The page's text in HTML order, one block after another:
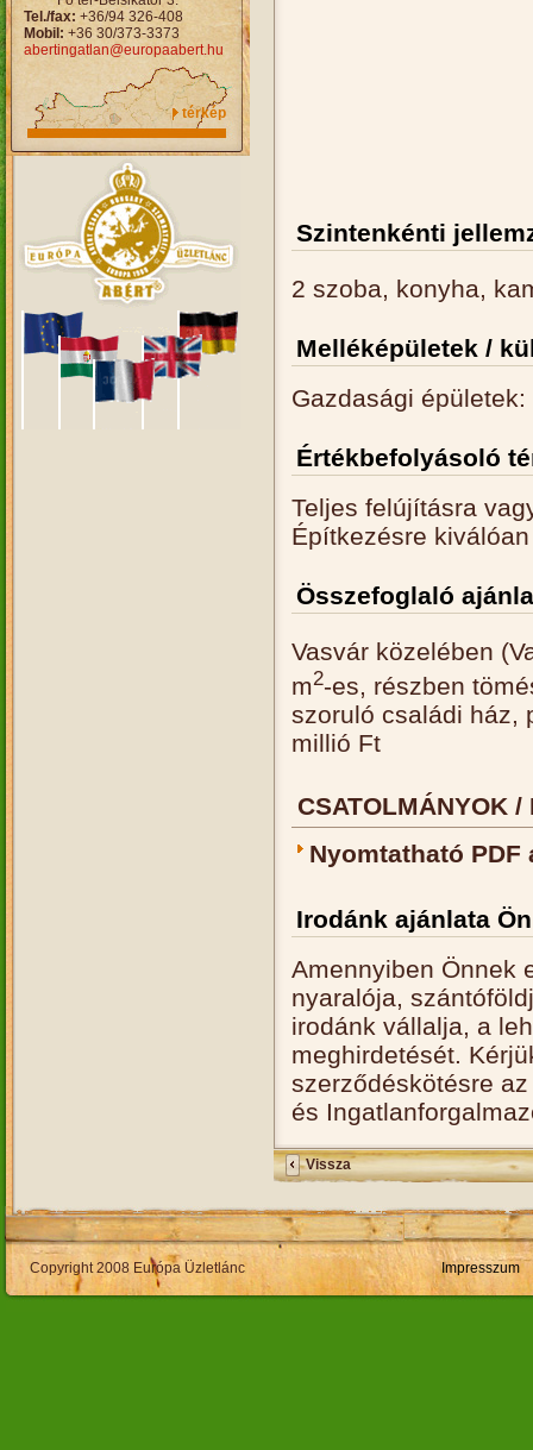
Tel./fax: +36/94 326-408
Mobil: +36 30/373-3373
abertingatlan@europaabert.hu
térkép
Szintenkénti
2 szoba, konyha,
Melléképületek /
Gazdasági
Értékbefolyásoló
Teljes felújításra
Építkezésre
Összefoglaló
Vasvár közelében
m2-es, részben
szoruló családi ház,
millió Ft
CSATOLMÁNYOK
Nyomtatható PDF
Irodánk ajánlata
Amennyiben Önnek
nyaralója,
irodánk vállalja, a
meghirdetését.
szerződéskötésre
és
Vissza
Copyright 2008 Európa Üzletlánc Impresszum